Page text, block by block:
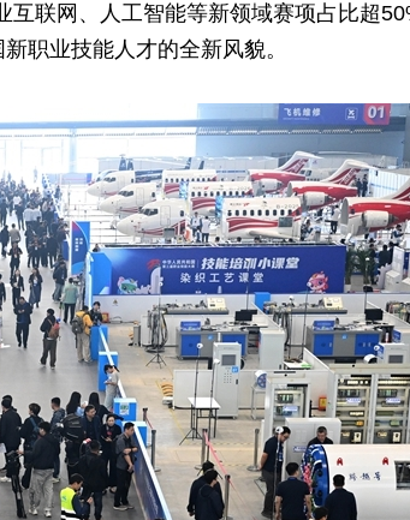
联网、人工智能等新领域赛项占比超
职业技能人才的全新风貌。